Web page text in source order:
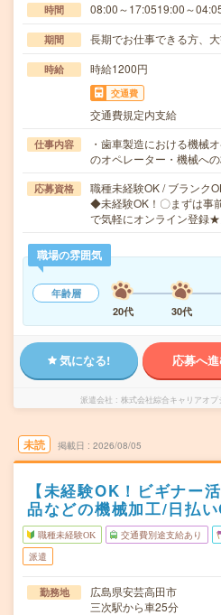
時間 08:00～17:0519:00～
期間 長期でお仕事できる方、大
時給 時給1200円
交通費
交通費規定内支給
仕事内容
・歯車製造における機械
のオペレーター・機械へ
応募資格
職種未経験OK / ブランク
◆未経験OK！〇まずは事
で気軽にオンライン登録
職場の雰囲気
年齢層
20代
30代
気になる! 応募へ
派遣会社 株式会社綜合キャリアオ
未読 掲載日 2026/08/05
【未経験OK！ビギナー
品などの機械加工/日払
職種未経験OK 交通費別途支給あり
派遣
勤務地
広島県安芸高田市
三次駅から車25分